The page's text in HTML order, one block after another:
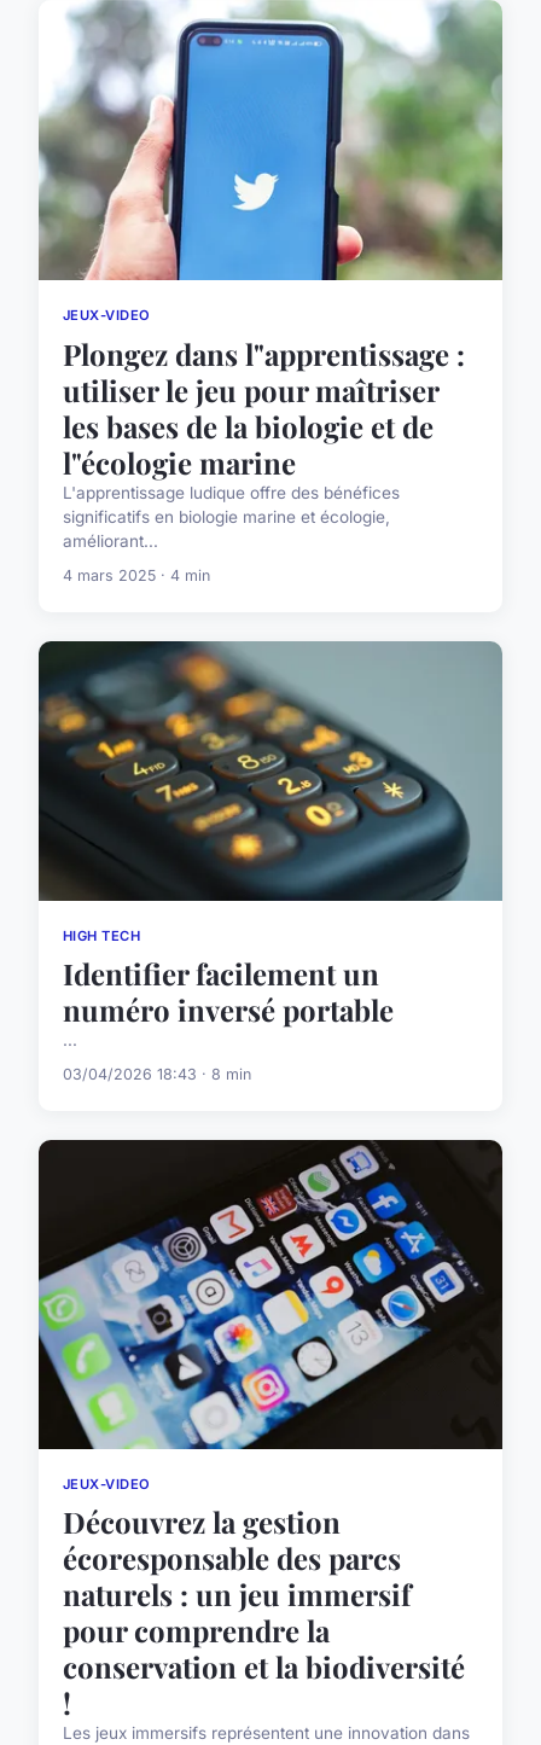
JEUX-VIDEO
Plongez dans l"apprentissage :
utiliser le jeu pour maîtriser
les bases de la biologie et de
l"écologie marine
L'apprentissage ludique offre des bénéfices
significatifs en biologie marine et écologie,
améliorant...
4 mars 2025 · 4 min
HIGH TECH
Identifier facilement un
numéro inversé portable
...
03/04/2026 18:43 · 8 min
JEUX-VIDEO
Découvrez la gestion
écoresponsable des parcs
naturels : un jeu immersif
pour comprendre la
conservation et la biodiversité
!
Les jeux immersifs représentent une innovation dans